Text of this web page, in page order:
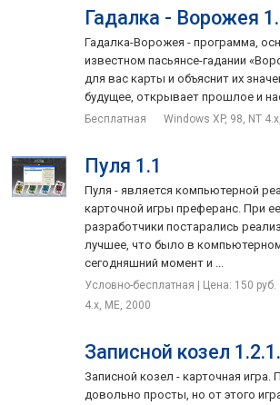
Гадалка - Ворожея
Гадалка-Ворожея - программа,
известном пасьянсе-гадании
для вас карты и объяснит их
будущее, открывает прошлое и
Бесплатная Windows XP, 98, NT
Пуля 1.1
Пуля - является компьютерной
карточной игры преферанс. При
разработчики постарались
лучшее, что было в
сегодняшний момент и ...
Условно-бесплатная | Цена: 150 руб.
4.x, ME, 2000
Записной козел
Записной козел - карточная игра.
довольно просты, но от этого